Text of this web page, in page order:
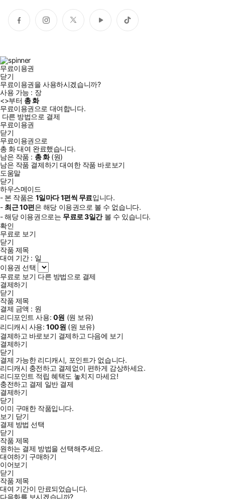
페
이
인
스
트
위
유
튜
틱
톡
무료이용권
닫기
무료이용권을 사용하시겠습니까?
사용 가능 : 장
<>부터 총화
무료이용권으로 대여합니다.
다른 방법으로 결제
무료이용권
닫기
무료이용권으로
총 화대여 완료했습니다.
남은 작품 : 총화(원)
남은 작품 결제하기 대여한 작품 바로보기
도움말
닫기
하우스메이드
- 본 작품은 1일마다1편씩 무료입니다.
- 최근10편은 해당 이용권으로 볼 수 없습니다.
- 해당 이용권으로는 무료로3일간볼 수 있습니다.
확인
무료로 보기
닫기
작품 제목
대여 기간 : 일
이용권 선택
무료로 보기 다른 방법으로 결제
결제하기
닫기
작품 제목
결제 금액 : 원
리디포인트 사용: 0원 (원 보유)
리디캐시 사용:100원 (원 보유)
결제하고 바로보기 결제하고 다음에 보기
결제하기
닫기
결제 가능한 리디캐시, 포인트가 없습니다.
리디캐시 충전하고 결제없이 편하게 감상하세요.
리디포인트 적립 혜택도 놓치지 마세요!
충전하고 결제 일반 결제
결제하기
닫기
이미 구매한 작품입니다.
보기 닫기
결제 방법 선택
닫기
작품 제목
원하는 결제 방법을 선택해주세요.
대여하기 구매하기
이어보기
닫기
작품 제목
대여 기간이 만료되었습니다.
다음화를 보시겠습니까?